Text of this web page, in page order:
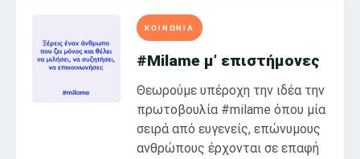
ΚΟΙΝΩΝΙΑ
#Milame μ’ επιστήμονες
Θεωρούμε υπέροχη την ιδέα την
πρωτοβουλία #milame όπου μία
σειρά από ευγενείς, επώνυμους
ανθρώπους έρχονται σε επαφή